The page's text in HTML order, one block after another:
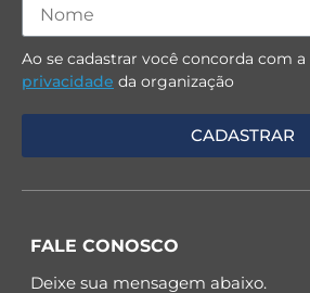
Ao se cadastrar você concorda com a
privacidade da organização
FALE CONOSCO
Deixe sua mensagem abaixo.